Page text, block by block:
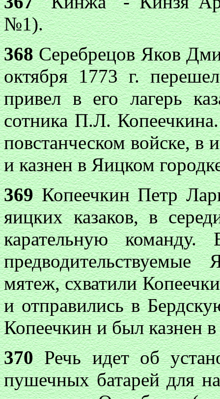
№1).
368Серебрецов Яков
октября 1773 г.
привел в его лагерь
сотника П.Л.
повстанческом войске, в
и казнен в Яицком
369Копеечкин Петр
яицких казаков, в
карательную команду.
мятеж, схватили
и отправились в
Копеечкин и был казнен
370Речь идет об
пушечных батарей для